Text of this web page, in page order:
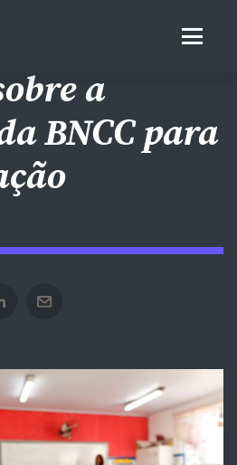
a
BNCC para
janela
em nova janela
no Whatsapp em nova janela
no Linkedin em nova janela
Compartilhar por e-mail em nova janela